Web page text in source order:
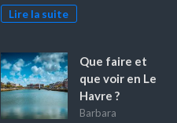
Lire la suite
Que faire et
que voir en Le
Havre ?
Barbara